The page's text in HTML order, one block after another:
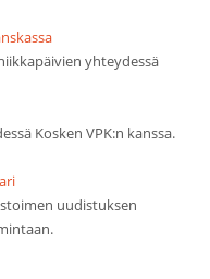
yhteydessä
Kosken VPK:n kanssa.
uudistuksen